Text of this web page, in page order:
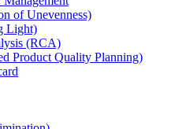
of Unevenness)
Light)
(RCA)
Product Quality Planning)